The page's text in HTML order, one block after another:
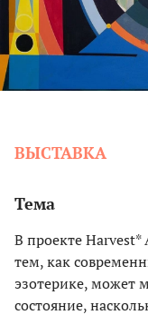
ВЫСТАВКА
Тема
В проекте
тем, как
эзотерике, может
состояние,